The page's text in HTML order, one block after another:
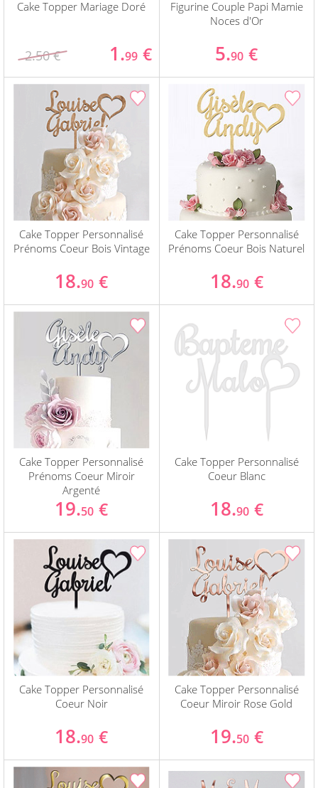
Cake Topper Mariage Doré
2.50 € 1.99 €
Figurine Couple Papi Mamie
Noces d'Or
5.90 €
Cake Topper Personnalisé
Prénoms Coeur Bois Vintage
18.90 €
Cake Topper Personnalisé
Prénoms Coeur Bois Naturel
18.90 €
Cake Topper Personnalisé
Prénoms Coeur Miroir
Argenté
19.50 €
Cake Topper Personnalisé
Coeur Blanc
18.90 €
Cake Topper Personnalisé
Coeur Noir
18.90 €
Cake Topper Personnalisé
Coeur Miroir Rose Gold
19.50 €